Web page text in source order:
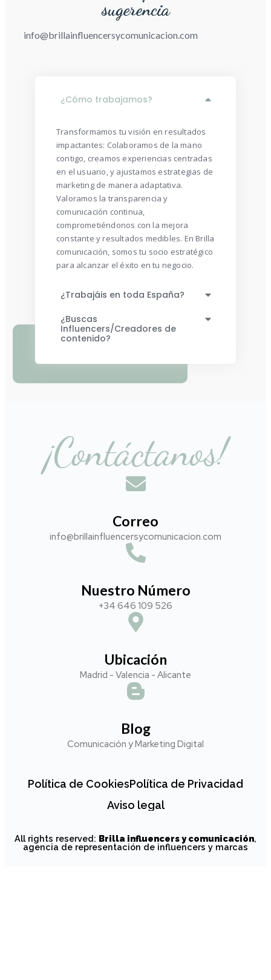
impactantes: Colaboramos de la mano
en el usuario, y ajustamos estrategias de
marketing de manera adaptativa.
Valoramos la transparencia y
comunicación continua,
comprometiéndonos con la mejora
constante y resultados medibles. En Brilla
comunicación, somos tu socio estratégico
para alcanzar el éxito en tu negocio.
¿Trabajáis en toda España?
contenido?
Correo
info@brillainfluencersycomunicacion.com​
Nuestro Número
+34 646 109 526
Ubicación
Madrid - Valencia - Alicante
Blog
Comunicación y Marketing Digital
Política de CookiesPolítica de Privacidad
agencia de representación de influencers y marcas